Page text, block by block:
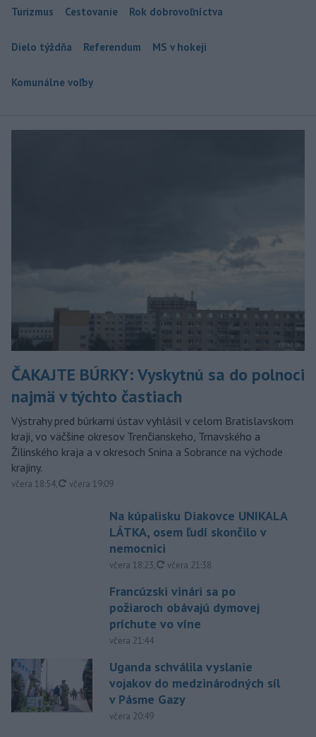
Turizmus Cestovanie Rok dobrovoľníctva
Dielo týždňa Referendum MS v hokeji
Komunálne voľby
ČAKAJTE BÚRKY: Vyskytnú sa do polnoci
najmä v týchto častiach
Výstrahy pred búrkami ústav vyhlásil v celom Bratislavskom
kraji, vo väčšine okresov Trenčianskeho, Trnavského a
Žilinského kraja a v okresoch Snina a Sobrance na východe
krajiny.
včera 18:54, aktualizované
včera 19:09
Na kúpalisku Diakovce UNIKALA
LÁTKA, osem ľudí skončilo v
nemocnici
včera 18:23, aktualizované
včera 21:38
Francúzski vinári sa po
požiaroch obávajú dymovej
príchute vo víne
včera 21:44
Uganda schválila vyslanie
vojakov do medzinárodných síl
v Pásme Gazy
včera 20:49